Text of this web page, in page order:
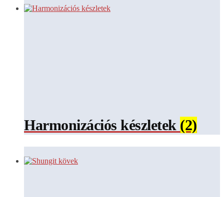
Harmonizációs készletek (2)